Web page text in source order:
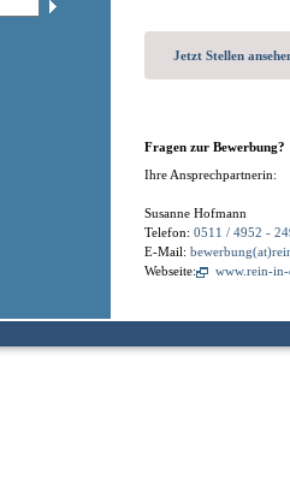
Jetzt Stellen
Fragen zur Bewerbung?
Ihre Ansprechpartnerin:
Susanne Hofmann
Telefon: 0511 / 4952 -
E-Mail:
Webseite:
www.rein-